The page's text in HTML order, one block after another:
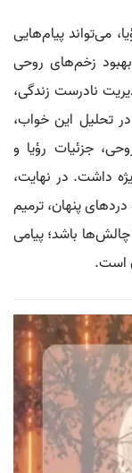
می‌تواند پیام‌هایی
زخم‌های روحی
نادرست زندگی،
تحلیل این خواب،
جزئیات رؤیا و
داشت. در نهایت،
پنهان، ترمیم
باشد؛ پیامی
است.